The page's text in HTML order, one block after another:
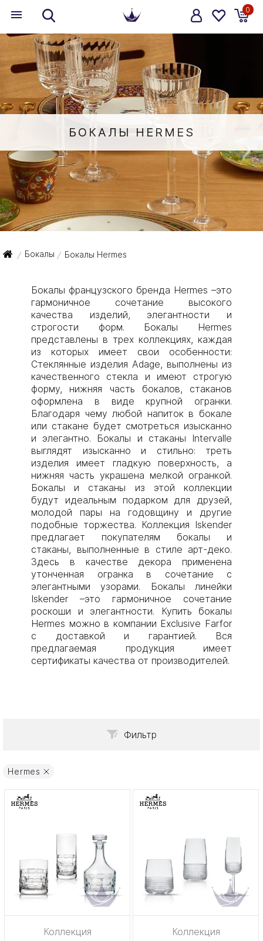
0
БОКАЛЫ HERMES
/ Бокалы / Бокалы Hermes
Бокалы французского бренда Hermes –это
гармоничное сочетание высокого
качества изделий, элегантности и
строгости форм. Бокалы Hermes
представлены в трех коллекциях, каждая
из которых имеет свои особенности:
Стеклянные изделия Adage, выполнены из
качественного стекла и имеют строгую
форму, нижняя часть бокалов, стаканов
оформлена в виде крупной огранки.
Благодаря чему любой напиток в бокале
или стакане будет смотреться изысканно
и элегантно. Бокалы и стаканы Intervalle
выглядят изысканно и стильно: треть
изделия имеет гладкую поверхность, а
нижняя часть украшена мелкой огранкой.
Бокалы и стаканы из этой коллекции
будут идеальным подарком для друзей,
молодой пары на годовщину и другие
подобные торжества. Коллекция Iskender
предлагает покупателям бокалы и
стаканы, выполненные в стиле арт-деко.
Здесь в качестве декора применена
утонченная огранка в сочетание с
элегантными узорами. Бокалы линейки
Iskender –это гармоничное сочетание
роскоши и элегантности. Купить бокалы
Hermes можно в компании Exclusive Farfor
с доставкой и гарантией. Вся
предлагаемая продукция имеет
сертификаты качества от производителей.
Фильтр
Hermes
Коллекция Коллекция